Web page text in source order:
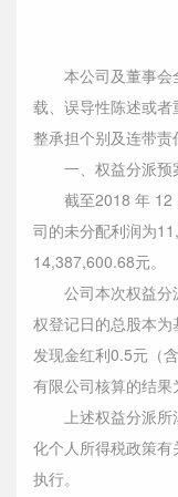
本公司及董事
载、误导性陈述或
整承担个别及连带责
一、权益分派预
截至2018 年 12
司的未分配利润为
14,387,600.68元。
公司本次权益
权登记日的总股本
发现金红利0.5元（
有限公司核算的结果
上述权益分派
化个人所得税政策有
执行。